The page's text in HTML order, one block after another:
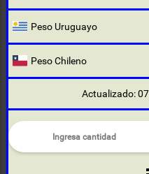
Peso Uruguayo
Peso Chileno
Actualizado: